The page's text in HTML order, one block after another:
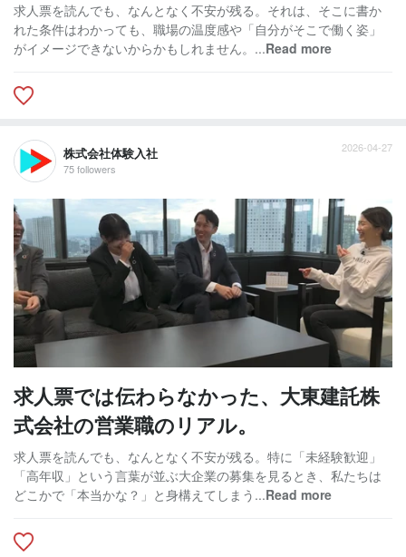
求人票を読んでも、なんとなく不安が残る。それは、そこに書か
れた条件はわかっても、職場の温度感や「自分がそこで働く姿」
がイメージできないからかもしれません。...Read more
株式会社体験入社
75 followers
2026-04-27
求人票では伝わらなかった、大東建託株
式会社の営業職のリアル。
求人票を読んでも、なんとなく不安が残る。特に「未経験歓迎」
「高年収」という言葉が並ぶ大企業の募集を見るとき、私たちは
どこかで「本当かな？」と身構えてしまう...Read more